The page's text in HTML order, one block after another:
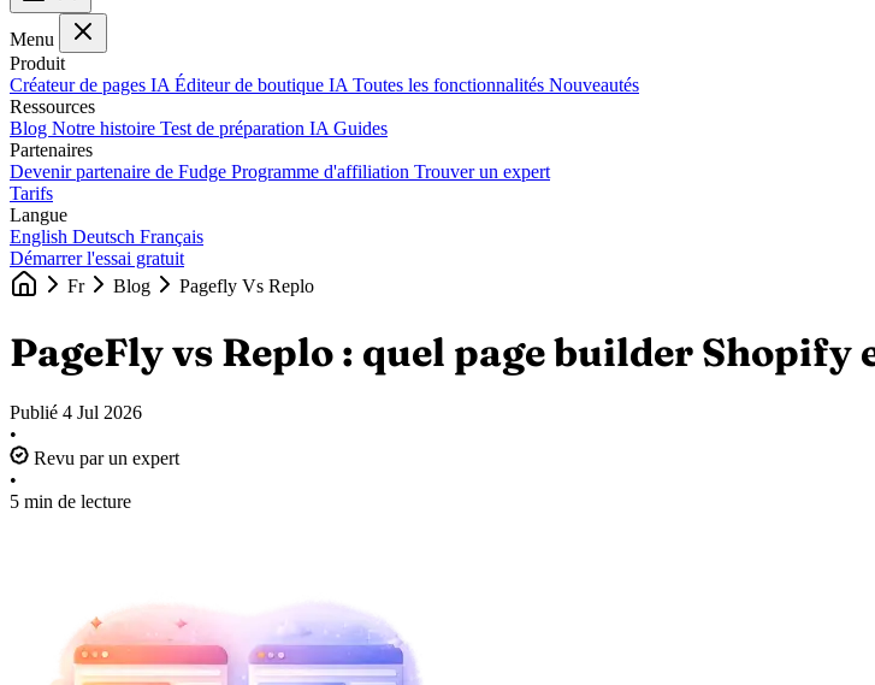
Menu
Produit
Créateur de pages IA Éditeur de boutique IA Toutes les fonctionnalités Nouveautés
Ressources
Blog Notre histoire Test de préparation IA Guides
Partenaires
Devenir partenaire de Fudge Programme d'affiliation Trouver un expert
Tarifs
Langue
English Deutsch Français
Démarrer l'essai gratuit
Fr
Blog Pagefly Vs Replo
PageFly vs Replo : quel page builder
Publié 4 Jul 2026
•
Revu par un expert
•
5 min de lecture